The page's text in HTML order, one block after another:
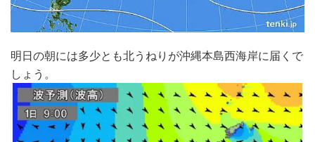
明日の朝には多少とも北うねりが沖縄本島西海岸に届くで
しょう。